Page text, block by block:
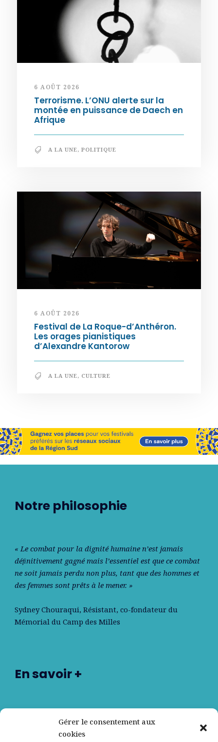
Gérer le consentement aux
cookies
6 AOÛT 2026
Terrorisme. L’ONU alerte sur la
montée en puissance de Daech en
Afrique
A LA UNE, POLITIQUE
6 AOÛT 2026
Festival de La Roque-d’Anthéron.
Les orages pianistiques
d’Alexandre Kantorow
A LA UNE, CULTURE
Notre philosophie
« Le combat pour la dignité humaine n’est jamais
déﬁnitivement gagné mais l’essentiel est que ce combat
ne soit jamais perdu non plus, tant que des hommes et
des femmes sont prêts à le mener. »
Sydney Chouraqui, Résistant, co-fondateur du
Mémorial du Camp des Milles
En savoir +